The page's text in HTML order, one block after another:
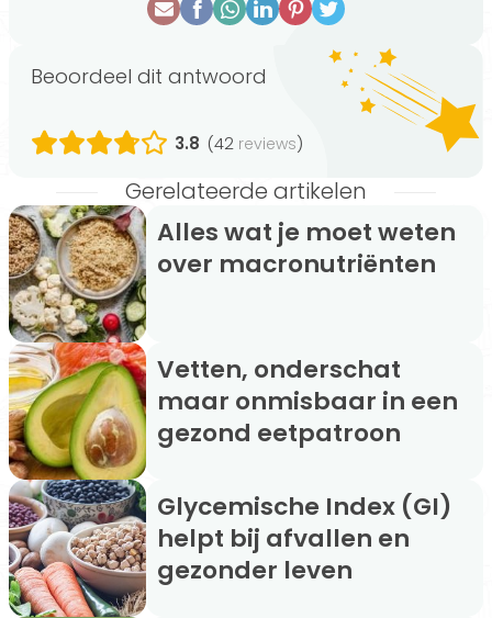
Beoordeel dit antwoord
3.8 (42 reviews)
Gerelateerde artikelen
Alles wat je moet weten
over macronutriënten
Vetten, onderschat
maar onmisbaar in een
gezond eetpatroon
Glycemische Index (GI)
helpt bij afvallen en
gezonder leven